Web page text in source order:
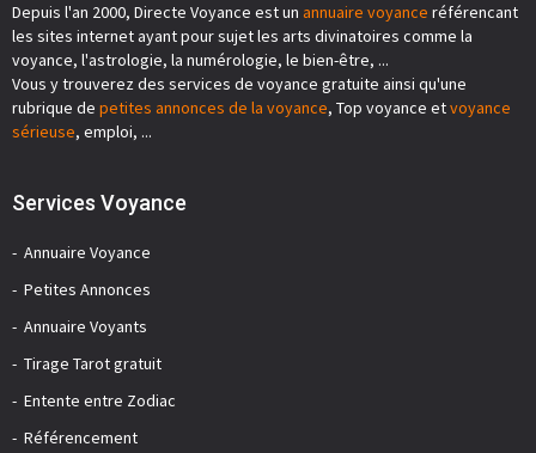
Depuis l'an 2000, Directe Voyance est un annuaire voyance référencant
les sites internet ayant pour sujet les arts divinatoires comme la
voyance, l'astrologie, la numérologie, le bien-être, ...
Vous y trouverez des services de voyance gratuite ainsi qu'une
rubrique de petites annonces de la voyance, Top voyance etvoyance
sérieuse, emploi, ...
Services Voyance
Annuaire Voyance
Petites Annonces
Annuaire Voyants
Tirage Tarot gratuit
Entente entre Zodiac
Référencement